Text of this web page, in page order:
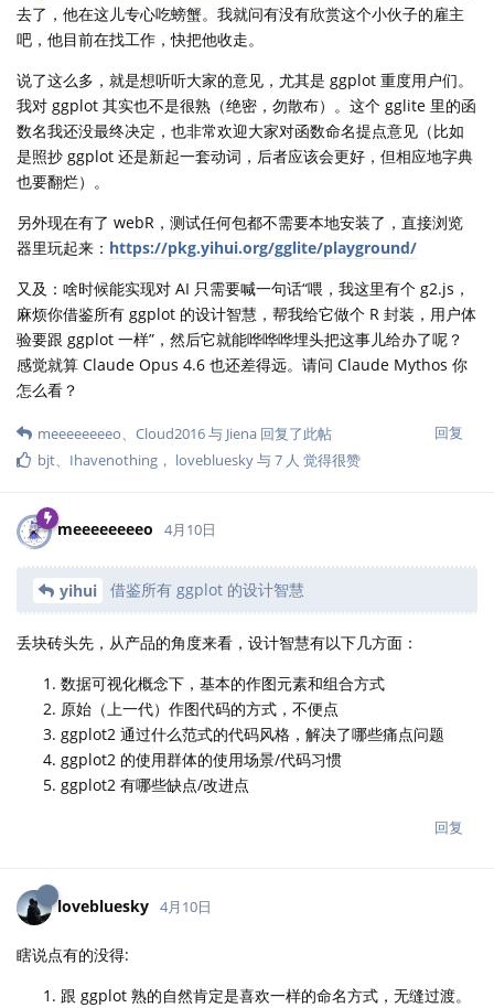
去了，他在这儿专心吃螃蟹。我就问有没有欣赏这个小伙子的雇主
吧，他目前在找工作，快把他收走。
说了这么多，就是想听听大家的意见，尤其是 ggplot 重度用户们。
我对 ggplot 其实也不是很熟（绝密，勿散布）。这个 gglite 里的函
数名我还没最终决定，也非常欢迎大家对函数命名提点意见（比如
是照抄 ggplot 还是新起一套动词，后者应该会更好，但相应地字典
也要翻烂）。
另外现在有了 webR，测试任何包都不需要本地安装了，直接浏览
器里玩起来： https://pkg.yihui.org/gglite/playground/
又及：啥时候能实现对 AI 只需要喊一句话“喂，我这里有个 g2.js，
麻烦你借鉴所有 ggplot 的设计智慧，帮我给它做个 R 封装，用户体
验要跟 ggplot 一样”，然后它就能哗哗哗埋头把这事儿给办了呢？
感觉就算 Claude Opus 4.6 也还差得远。请问 Claude Mythos 你
怎么看？
回复
meeeeeeeeo Cloud2016与 Jiena 回复了此帖
bjt
Ihavenothing ， lovebluesky与7 人 觉得很赞
meeeeeeeeo 4月10日
yihui 借鉴所有 ggplot 的设计智慧
丢块砖头先，从产品的角度来看，设计智慧有以下几方面：
数据可视化概念下，基本的作图元素和组合方式
原始（上一代）作图代码的方式，不便点
ggplot2 通过什么范式的代码风格，解决了哪些痛点问题
ggplot2 的使用群体的使用场景/代码习惯
ggplot2 有哪些缺点/改进点
回复
lovebluesky 4月10日
瞎说点有的没得:
跟 ggplot 熟的自然肯定是喜欢一样的命名方式，无缝过渡。